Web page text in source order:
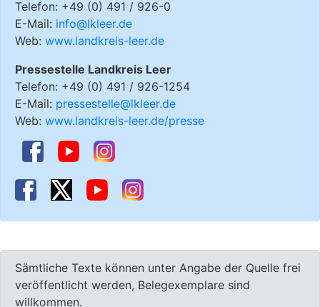
Telefon: +49 (0) 491 / 926-0
E-Mail: info@lkleer.de
Web: www.landkreis-leer.de
Pressestelle Landkreis Leer
Telefon: +49 (0) 491 / 926-1254
E-Mail: pressestelle@lkleer.de
Web: www.landkreis-leer.de/presse
Sämtliche Texte können unter Angabe der Quelle frei
veröffentlicht werden, Belegexemplare sind
willkommen.